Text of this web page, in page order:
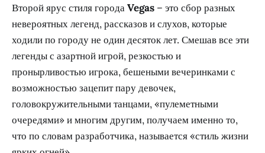
Второй ярус стиля городаVegas – это сбор разных
невероятных легенд, рассказов и слухов, которые
ходили по городу не один десяток лет. Смешав все эти
легенды с азартной игрой, резкостью и
пронырливостью игрока, бешеными вечеринками с
возможностью зацепит пару девочек,
головокружительными танцами, «пулеметными
очередями» и многим другим, получаем именно то,
что по словам разработчика, называется «стиль жизни